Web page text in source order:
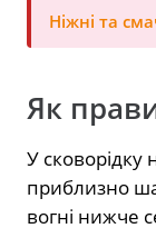
Ніжні та
Як
У сковорідку
приблизно
вогні нижче